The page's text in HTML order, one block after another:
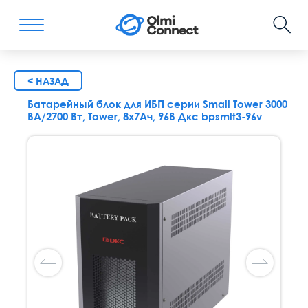
< НАЗАД
Батарейный блок для ИБП серии Small Tower 3000
ВА/2700 Вт, Tower, 8х7Ач, 96В Дкс bpsmlt3-96v